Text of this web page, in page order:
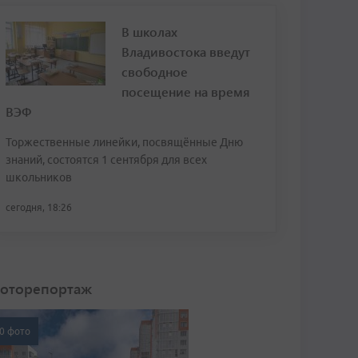
В школах
Владивостока введут
свободное
посещение на время
ВЭФ
Торжественные линейки, посвящённые Дню
знаний, состоятся 1 сентября для всех
школьников
сегодня, 18:26
фото